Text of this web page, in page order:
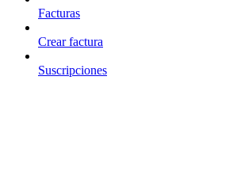
Facturas
Crear factura
Suscripciones